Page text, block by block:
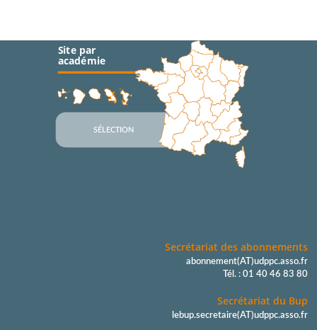
Site par
académie
SÉLECTION
Secrétariat des abonnements
abonnement(AT)udppc.asso.fr
Tél. : 01 40 46 83 80
Secrétariat du Bup
lebup.secretaire(AT)udppc.asso.fr